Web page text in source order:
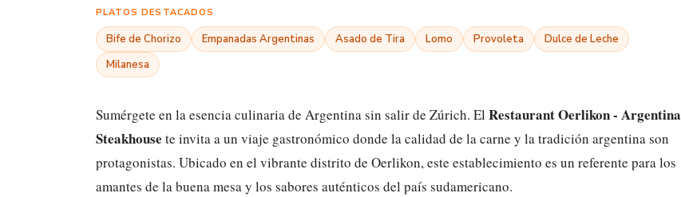
PLATOS DESTACADOS
Bife de Chorizo Empanadas Argentinas Asado de Tira Lomo Provoleta
Dulce de Leche
Milanesa
Sumérgete en la esencia culinaria de Argentina sin salir de Zúrich. El Restaurant Oerlikon - Argentina
Steakhouse te invita a un viaje gastronómico donde la calidad de la carne y la tradición argentina son
protagonistas. Ubicado en el vibrante distrito de Oerlikon, este establecimiento es un referente para los
amantes de la buena mesa y los sabores auténticos del país sudamericano.